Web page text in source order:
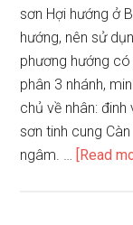
sơn Hợi hướng ở
hướng, nên sử
phương hướng
phân 3 nhánh,
chủ về nhân:
sơn tinh cung
ngâm. … [Read